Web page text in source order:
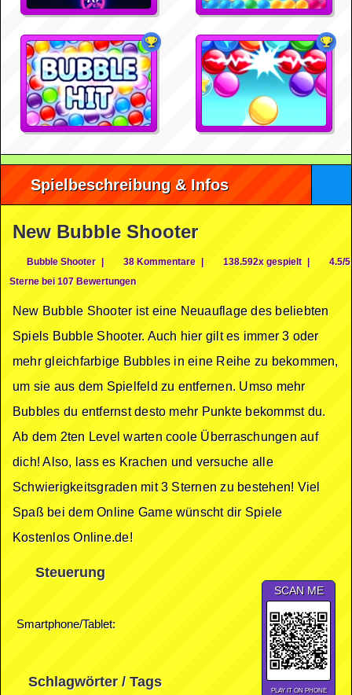
Spielbeschreibung & Infos
New Bubble Shooter
Bubble Shooter | 38 Kommentare | 138.592x gespielt |
4.5/5
Sterne bei 107 Bewertungen
New Bubble Shooter ist eine Neuauflage des beliebten
Spiels Bubble Shooter. Auch hier gilt es immer 3 oder
mehr gleichfarbige Bubbles in eine Reihe zu bekommen,
um sie aus dem Spielfeld zu entfernen. Umso mehr
Bubbles du entfernst desto mehr Punkte bekommst du.
Ab dem 2ten Level warten coole Überraschungen auf
dich! Also, lass es Krachen und versuche alle
Schwierigkeitsgraden mit 3 Sternen zu bestehen! Viel
Spaß bei dem Online Game wünscht dir Spiele
Kostenlos Online.de!
Steuerung
Smartphone/Tablet:
SCAN ME
PLAY IT ON PHONE
Schlagwörter / Tags